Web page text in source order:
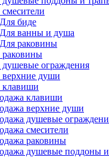
Для биде
Для ванны и душа
Для раковины
ограждения
души
клавиши
клавиши
верхние души
душевые
смесители
раковины
душевые поддоны